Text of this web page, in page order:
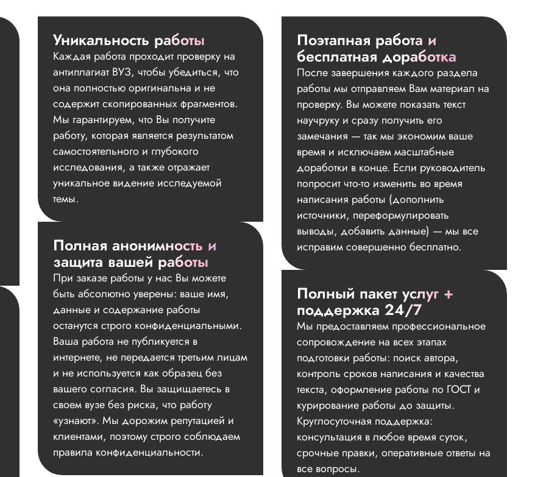
Уникальность работы
Каждая работа проходит проверку на
антиплагиат ВУЗ, чтобы убедиться, что
она полностью оригинальна и не
содержит скопированных фрагментов.
Мы гарантируем, что Вы получите
работу, которая является результатом
самостоятельного и глубокого
исследования, а также отражает
уникальное видение исследуемой
темы.
Полная анонимность и
защита вашей работы
При заказе работы у нас Вы можете
быть абсолютно уверены: ваше имя,
данные и содержание работы
останутся строго конфиденциальными.
Ваша работа не публикуется в
интернете, не передается третьим лицам
и не используется как образец без
вашего согласия. Вы защищаетесь в
своем вузе без риска, что работу
«узнают». Мы дорожим репутацией и
клиентами, поэтому строго соблюдаем
правила конфиденциальности.
Поэтапная работа и
бесплатная доработка
После завершения каждого раздела
работы мы отправляем Вам материал на
проверку. Вы можете показать текст
научруку и сразу получить его
замечания — так мы экономим ваше
время и исключаем масштабные
доработки в конце. Если руководитель
попросит что-то изменить во время
написания работы (дополнить
источники, переформулировать
выводы, добавить данные) — мы все
исправим совершенно бесплатно.
Полный пакет услуг +
поддержка 24/7
Мы предоставляем профессиональное
сопровождение на всех этапах
подготовки работы: поиск автора,
контроль сроков написания и качества
текста, оформление работы по ГОСТ и
курирование работы до защиты.
Круглосуточная поддержка:
консультация в любое время суток,
срочные правки, оперативные ответы на
все вопросы.